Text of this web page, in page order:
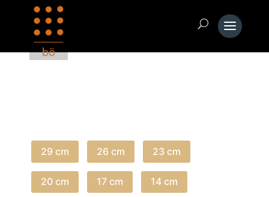
29 cm 26 cm 23 cm
20 cm 17 cm 14 cm